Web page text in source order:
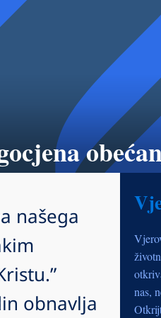
našega
obnavlja
nas,